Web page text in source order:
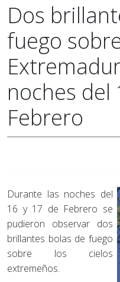
Dos
fuego
noches del
Febrero
Durante las noches del
16 y 17 de Febrero se
pudieron observar dos
brillantes bolas de fuego
sobre los cielos
extremeños.